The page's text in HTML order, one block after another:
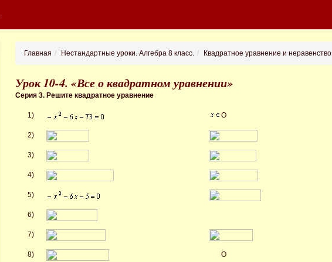
Главная Нестандартные уроки. Алгебра 8 класс. Квадратное уравнение и неравенство
Урок 10-4. «Все о квадратном уравнении»
Серия 3. Решите квадратное уравнение
1) O
2)
3)
4)
5)
6)
7)
8) O